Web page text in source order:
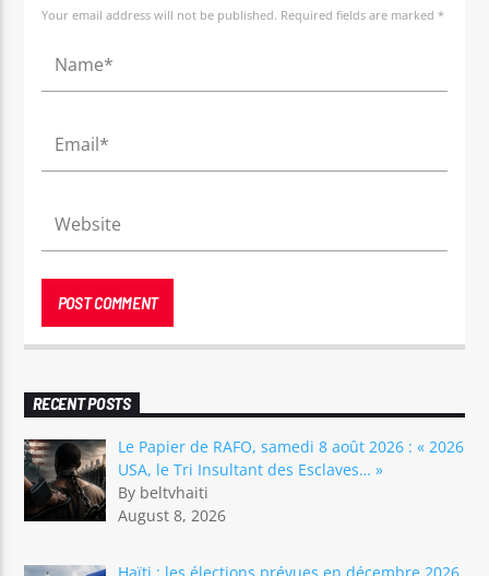
Your email address will not be published. Required fields are marked *
RECENT POSTS
Le Papier de RAFO, samedi 8 août 2026 : « 2026
USA, le Tri Insultant des Esclaves… »
By beltvhaiti
August 8, 2026
Haïti : les élections prévues en décembre 2026,